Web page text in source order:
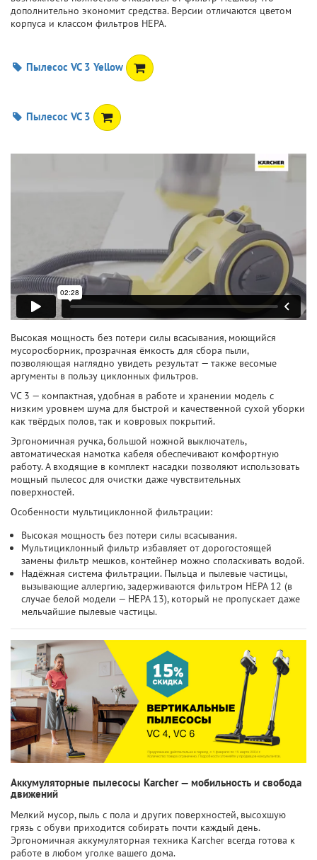
дополнительно экономит средства. Версии отличаются цветом
корпуса и классом фильтров HEPA.
Пылесос VC 3 Yellow
Пылесос VC 3
Высокая мощность без потери силы всасывания, моющийся
мусоросборник, прозрачная ёмкость для сбора пыли,
позволяющая наглядно увидеть результат — также весомые
аргументы в пользу циклонных фильтров.
VC 3 — компактная, удобная в работе и хранении модель с
низким уровнем шума для быстрой и качественной сухой уборки
как твёрдых полов, так и ковровых покрытий.
Эргономичная ручка, большой ножной выключатель,
автоматическая намотка кабеля обеспечивают комфортную
работу. А входящие в комплект насадки позволяют использовать
мощный пылесос для очистки даже чувствительных
поверхностей.
Особенности мультициклонной фильтрации:
Высокая мощность без потери силы всасывания.
Мультициклонный фильтр избавляет от дорогостоящей
замены фильтр мешков, контейнер можно споласкивать водой.
Надёжная система фильтрации. Пыльца и пылевые частицы,
вызывающие аллергию, задерживаются фильтром HEPA 12 (в
случае белой модели — HEPA 13), который не пропускает даже
мельчайшие пылевые частицы.
Аккумуляторные пылесосы Karcher — мобильность и свобода
движений
Мелкий мусор, пыль с пола и других поверхностей, высохшую
грязь с обуви приходится собирать почти каждый день.
Эргономичная аккумуляторная техника Karcher всегда готова к
работе в любом уголке вашего дома.